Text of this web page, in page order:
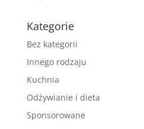
Kategorie
Bez kategorii
Innego rodzaju
Kuchnia
Odżywianie i dieta
Sponsorowane